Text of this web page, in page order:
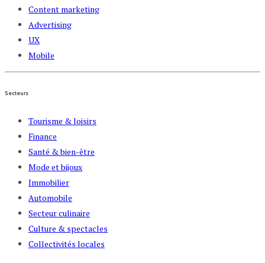
Content marketing
Advertising
UX
Mobile
Secteurs
Tourisme & loisirs
Finance
Santé & bien-être
Mode et bijoux
Immobilier
Automobile
Secteur culinaire
Culture & spectacles
Collectivités locales